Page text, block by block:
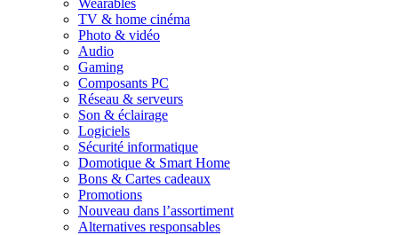
Wearables
TV & home cinéma
Photo & vidéo
Audio
Gaming
Composants PC
Réseau & serveurs
Son & éclairage
Logiciels
Sécurité informatique
Domotique & Smart Home
Bons & Cartes cadeaux
Promotions
Nouveau dans l’assortiment
Alternatives responsables